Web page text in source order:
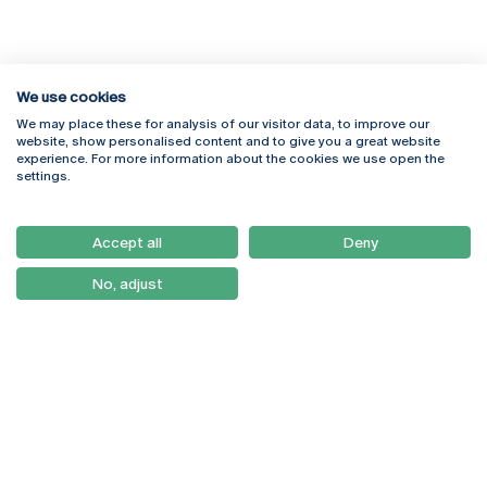
Rua Diogo Botelho 1327
4169-005 Porto
+351 226 196 240
Campus Online
Webmail
Como Chegar
Newsletter
We use cookies
We may place these for analysis of our visitor data, to improve our
website, show personalised content and to give you a great website
experience. For more information about the cookies we use open the
settings.
Accept all Deny
No, adjust